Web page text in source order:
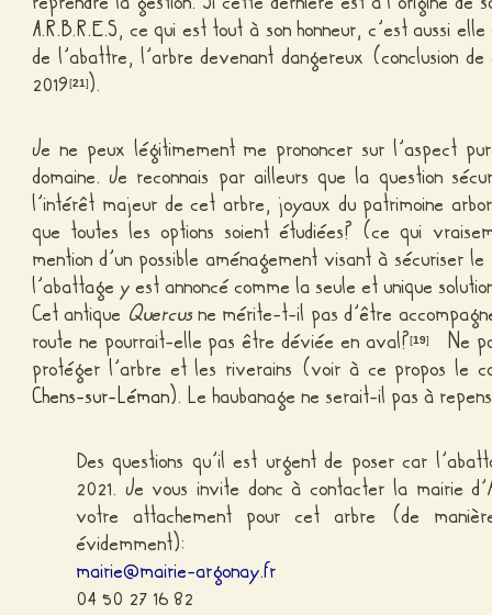
A.R.B.R.E.S, ce qui est tout à son honneur, c’est aussi
de l’abattre, l’arbre devenant dangereux (conclusion
2019[21]).
Je ne peux légitimement me prononcer sur l’aspect
domaine. Je reconnais par ailleurs que la question
l’intérêt majeur de cet arbre, joyaux du patrimoine
que toutes les options soient étudiées? (ce qui
mention d’un possible aménagement visant à sécuriser
l’abattage y est annoncé comme la seule et unique
Cet antique Quercusne mérite-t-il pas d’être
route ne pourrait-elle pas être déviée en aval?[19]
Ne
protéger l’arbre et les riverains (voir à ce propos le
Chens-sur-Léman). Le haubanage ne serait-il pas à
Des questions qu’il est urgent de poser car
2021. Je vous invite donc à contacter la mairie
votre attachement pour cet arbre (de
évidemment):
mairie@mairie-argonay.fr
04 50 27 16 82